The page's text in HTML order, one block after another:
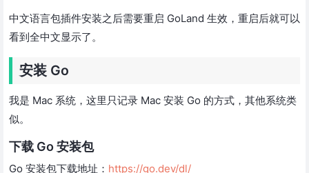
中文语言包插件安装之后需要重启 GoLand 生效，重启后就可以
看到全中文显示了。
安装 Go
我是 Mac 系统，这里只记录 Mac 安装 Go 的方式，其他系统类
似。
下载 Go 安装包
Go 安装包下载地址： https://go.dev/dl/